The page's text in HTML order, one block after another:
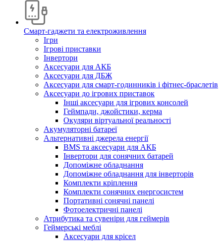
Смарт-гаджети та електроживлення
Ігри
Ігрові приставки
Інвертори
Аксесуари для АКБ
Аксесуари для ДБЖ
Аксесуари для смарт-годинників і фітнес-браслетів
Аксесуари до ігрових приставок
Інші аксесуари для ігрових консолей
Геймпади, джойстики, керма
Окуляри віртуальної реальності
Акумуляторні батареї
Альтернативні джерела енергії
BMS та аксесуари для АКБ
Інвертори для сонячних батарей
Допоміжне обладнання
Допоміжне обладнання для інверторів
Комплекти кріплення
Комплекти сонячних енергосистем
Портативні сонячні панелі
Фотоелектричні панелі
Атрибутика та сувеніри для геймерів
Геймерські меблі
Аксесуари для крісел